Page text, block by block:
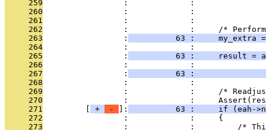
     259
:             :
     260
:             :
     261
                 :             :
     262
:             :     /*
     263
                 :
63 :     my_extra
     264
                 :             :
     265
                 :
63 :     result =
     266
:             :
     267
                 :
63 :
     268
                 :             :
     269
:             :     /*
     270
:             :
     271
+ - ]:
63 :     if (eah-
     272
                 :             :     {
     273
:             :         /*